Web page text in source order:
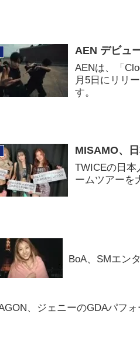
AEN デビュ
AENは、「
月5日にリリ
す。
MISAMO、
TWICEの日本
ームツアーを
BoA、SMエン
、ジェニーのGDAパフ